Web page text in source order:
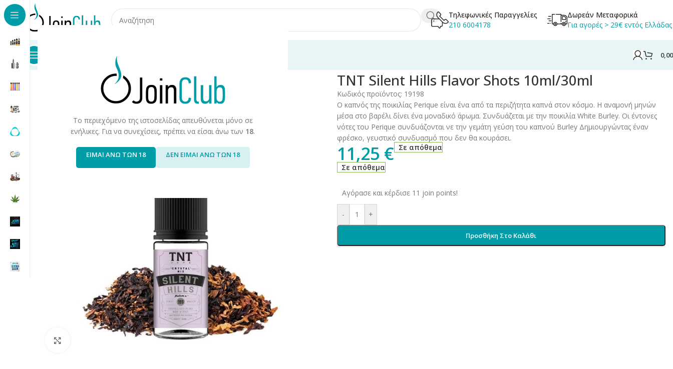
Το περιεχόμενο της ιστοσελίδας απευθύνεται μόνο σε
ενήλικες. Για να συνεχίσεις, πρέπει να είσαι άνω των 18.
ΕΙΜΑΙ ΑΝΩ ΤΩΝ 18 ΔΕΝ ΕΙΜΑΙ ΑΝΩ ΤΩΝ 18
Τηλεφωνικές Παραγγελίες
210 6004178
Δωρεάν Μεταφορικά
Για αγορές > 29€ εντός
Καταστήματα
Υγρά Αναπλήρωσης
TNT Silent Hills Flavor Shots 10ml/30ml
Κωδικός προϊόντος: 19198
Ο καπνός της ποικιλίας Perique είναι ένα από τα περιζήτητα καπνά στον κόσμο. Η αναμονή μηνών
μέσα στο βαρέλι δίνει ένα μοναδικό άρωμα. Συνδυάζεται με την ποικιλία White Burley. Οι έντονες
νότες του Perique συνδυάζονται νε την γεμάτη γεύση του καπνού Burley Δημιουργώντας έναν
φρέσκο, γευστικό συνδυασμό που δεν θα κουράσει.
11,25 € Σε απόθεμα
Σε απόθεμα
Αγόρασε και κέρδισε 11 join points!
- +
Προσθήκη Στο Καλάθι